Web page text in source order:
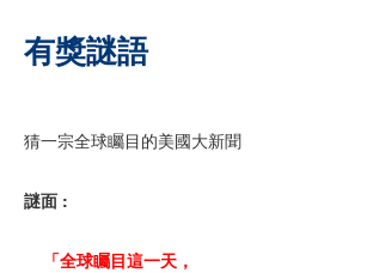
有獎謎語
猜一宗全球矚目的美國大新聞
謎面 :
「全球矚目這一天，